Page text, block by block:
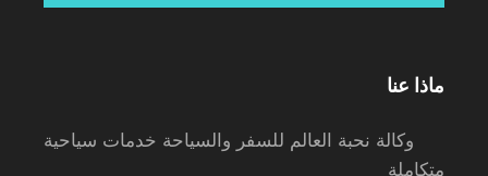
ماذا عنا
وكالة نحبة العالم للسفر والسياحة خدمات سياحية
متكاملة